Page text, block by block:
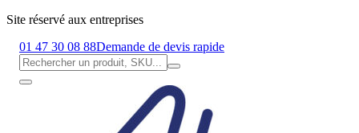
Site réservé aux entreprises
01 47 30 08 88Demande de devis rapide